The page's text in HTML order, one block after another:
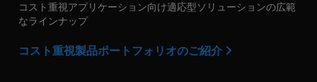
コスト重視アプリケーション向け適応型ソリューションの広範
なラインナップ
コスト重視製品ポートフォリオのご紹介